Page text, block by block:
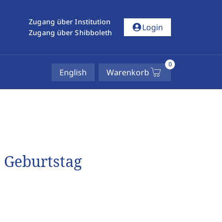
Zugang über Institution
Zugang über Shibboleth
account_circleLogin
English Warenkorb
0